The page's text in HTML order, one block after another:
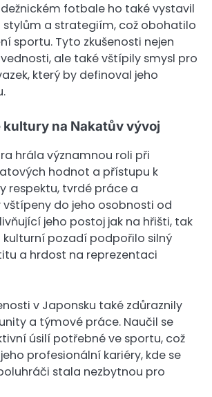
fotbale ho také vystavil
stylům a strategiím, což obohatilo
sportu. Tyto zkušenosti nejen
ale také vštípily smysl pro
který by definoval jeho
na Nakatův vývoj
hrála významnou roli při
hodnot a přístupu k
respektu, tvrdé práce a
do jeho osobnosti od
jeho postoj jak na hřišti, tak
kulturní pozadí podpořilo silný
a hrdost na reprezentaci
v Japonsku také zdůraznily
a týmové práce. Naučil se
úsilí potřebné ve sportu, což
profesionální kariéry, kde se
stala nezbytnou pro